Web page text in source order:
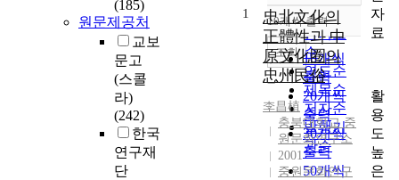
(185)
원문제공처
교보
문고
(스콜
라)
(242)
한국
연구재
단
순
인기도
순
연도순
제목순
저자순
발행기
관순
내림차순
10개씩 출력
10개씩
출력
20개씩
출력
30개씩
출력
50개씩
조회
1
忠北文化의
正體性과 中
原文化圈의
忠州民俗
李昌植
충북대학교 중
원문화연구소
2001
중원문화연구
자
료
활
용
도
높
은